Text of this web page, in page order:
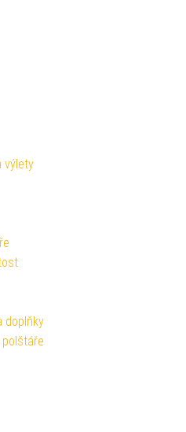
výlety
doplňky
polštáře